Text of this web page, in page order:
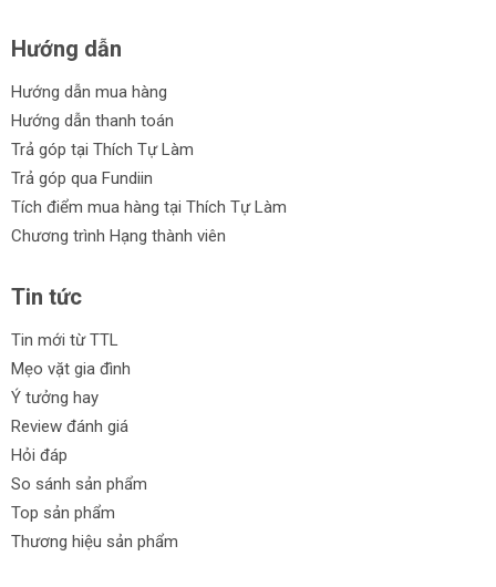
Hướng dẫn
Hướng dẫn mua hàng
Hướng dẫn thanh toán
Trả góp tại Thích Tự Làm
Trả góp qua Fundiin
Tích điểm mua hàng tại Thích Tự Làm
Chương trình Hạng thành viên
Tin tức
Tin mới từ TTL
Mẹo vặt gia đình
Ý tưởng hay
Review đánh giá
Hỏi đáp
So sánh sản phẩm
Top sản phẩm
Thương hiệu sản phẩm